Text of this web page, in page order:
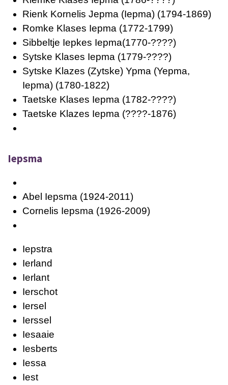
Rienk Kornelis Jepma (Iepma) (1794-1869)
Romke Klases Iepma (1772-1799)
Sibbeltje Iepkes Iepma(1770-????)
Sytske Klases Iepma (1779-????)
Sytske Klazes (Zytske) Ypma (Yepma,
Iepma) (1780-1822)
Taetske Klases Iepma (1782-????)
Taetske Klazes Iepma (????-1876)
Iepsma
Abel Iepsma (1924-2011)
Cornelis Iepsma (1926-2009)
Iepstra
Ierland
Ierlant
Ierschot
Iersel
Ierssel
Iesaaie
Iesberts
Iessa
Iest